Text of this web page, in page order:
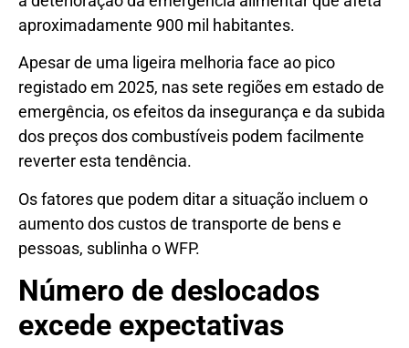
aproximadamente 900 mil habitantes.
Apesar de uma ligeira melhoria face ao pico
registado em 2025, nas sete regiões em estado de
emergência, os efeitos da insegurança e da subida
dos preços dos combustíveis podem facilmente
reverter esta tendência.
Os fatores que podem ditar a situação incluem o
aumento dos custos de transporte de bens e
pessoas, sublinha o WFP.
Número de deslocados
excede expectativas